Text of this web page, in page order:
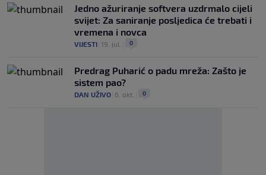
Jedno ažuriranje softvera uzdrmalo cijeli
svijet: Za saniranje posljedica će trebati i
vremena i novca
VIJESTI 19. jul. 0
Predrag Puharić o padu mreža: Zašto je
sistem pao?
DAN UŽIVO 6. okt. 0